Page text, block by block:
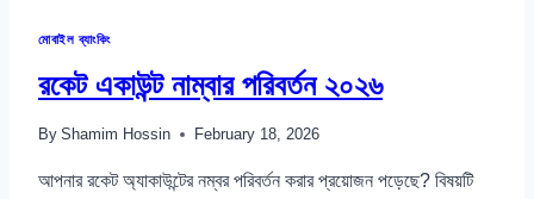
মোবাইল ব্যাংকিং
রকেট একাউন্ট নাম্বার পরিবর্তন ২০২৬
By Shamim Hossin February 18, 2026
আপনার রকেট অ্যাকাউন্টের নম্বর পরিবর্তন করার প্রয়োজন পড়েছে? বিষয়টি